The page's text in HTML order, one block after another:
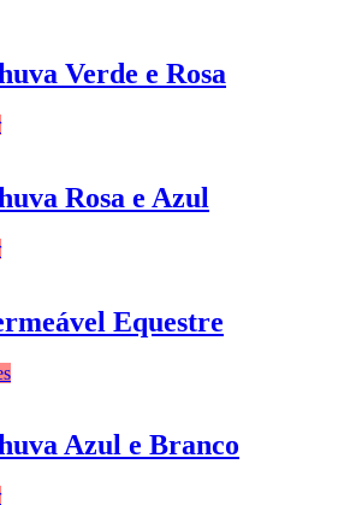
Verde e Rosa
Rosa e Azul
Equestre
Azul e Branco